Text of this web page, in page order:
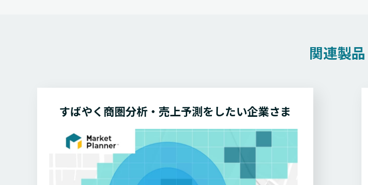
関連製品
すばやく商圏分析・売上予測をしたい企業さま